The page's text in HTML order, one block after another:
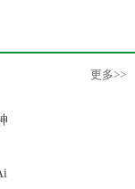
更多>>